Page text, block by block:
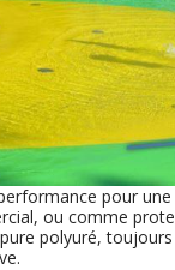
pour
ou comme
polyuré,